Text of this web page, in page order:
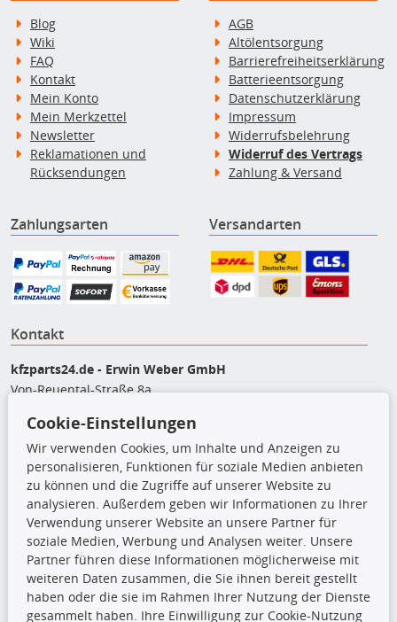
Blog
Wiki
FAQ
Kontakt
Mein Konto
Mein Merkzettel
Newsletter
Reklamationen und
Rücksendungen
AGB
Altölentsorgung
Barrierefreiheitserklärung
Batterieentsorgung
Datenschutzerklärung
Impressum
Widerrufsbelehrung
Widerruf des Vertrags
Zahlung & Versand
Zahlungsarten Versandarten
Kontakt
kfzparts24.de - Erwin Weber GmbH
Von-Reuental-Straße 8a
+49 (0) 8165 / 948 77 24
shop@kfzparts24.de
Top Produkte
Dachboxen
Dachgrundträger
Ersatzteile
Fahrradträger
Motoröle
Pflege- & Wartungsmittel
Cookie-Einstellungen
Wir verwenden Cookies, um Inhalte und Anzeigen zu
personalisieren, Funktionen für soziale Medien anbieten
zu können und die Zugriffe auf unserer Website zu
analysieren. Außerdem geben wir Informationen zu Ihrer
Verwendung unserer Website an unsere Partner für
soziale Medien, Werbung und Analysen weiter. Unsere
Partner führen diese Informationen möglicherweise mit
weiteren Daten zusammen, die Sie ihnen bereit gestellt
haben oder die sie im Rahmen Ihrer Nutzung der Dienste
gesammelt haben. Ihre Einwilligung zur Cookie-Nutzung